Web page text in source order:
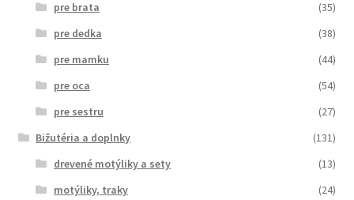
pre brata
(35)
pre dedka
(38)
pre mamku
(44)
pre oca
(54)
pre sestru
(27)
Bižutéria a doplnky
(131)
drevené motýliky a sety
(13)
motýliky, traky
(24)